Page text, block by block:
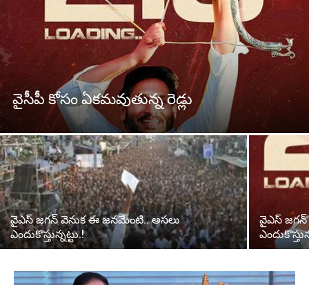
వైసీపీ కోసం ఏక‌మ‌వుతున్న రెడ్లు
వైఎస్‌ జగన్‌ వెనుక ఈ జనమేంటి.. అసలు
ఎందుకొస్తున్నట్టు.!
వైఎస్‌